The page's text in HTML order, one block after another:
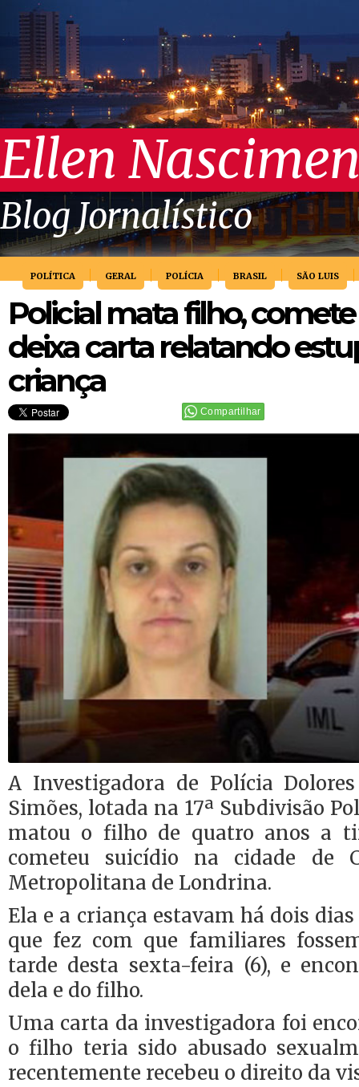
Ellen
Blog Jornalístico
POLÍTICA GERAL POLÍCIA BRASIL SÃO LUIS
Policial mata filho,
deixa carta relatando
criança
Compartilhar
A Investigadora de Polícia
Simões, lotada na 17ª Subdivisão
matou o filho de quatro anos a
cometeu suicídio na cidade de
Metropolitana de Londrina.
Ela e a criança estavam há dois
que fez com que familiares
tarde desta sexta-feira (6), e
dela e do filho.
Uma carta da investigadora foi
o filho teria sido abusado
recentemente recebeu o direito da